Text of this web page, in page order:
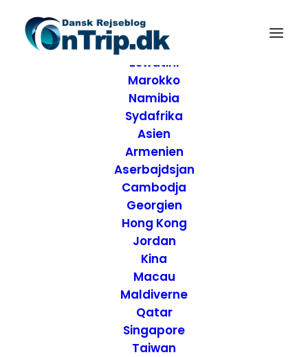
Destinationer
Afrika
Eswatini
Marokko
Namibia
Sydafrika
Asien
Armenien
Aserbajdsjan
Cambodja
Georgien
Hong Kong
Jordan
Kina
Macau
Maldiverne
Qatar
Singapore
Taiwan
Anmeldelse af
Rembrandt Hotel -
Bangkok, Thailand